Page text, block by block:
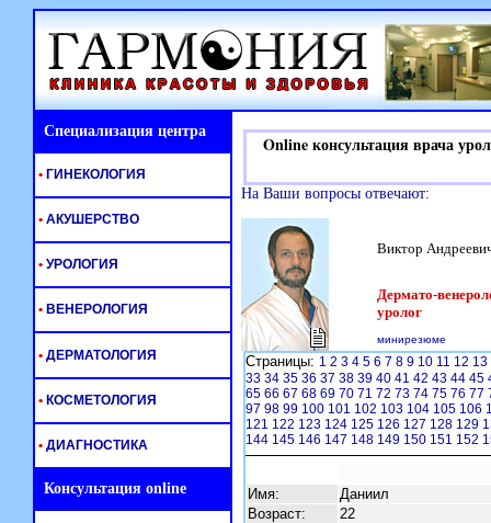
Специализация центра
Online консультация врача
На Ваши вопросы отвечают:
Виктор
Дермато-
уролог
минирезюме
Страницы: 1 2 3 4 5 6 7 8 9 10 11 12 13
33 34 35 36 37 38 39 40 41 42 43 44 45
65 66 67 68 69 70 71 72 73 74 75 76 77
97 98 99 100 101 102 103 104 105 106
121 122 123 124 125 126 127 128 129
144 145 146 147 148 149 150 151 152
Имя:
Даниил
Возраст:
22
• ГИНЕКОЛОГИЯ
• АКУШЕРСТВО
• УРОЛОГИЯ
• ВЕНЕРОЛОГИЯ
• ДЕРМАТОЛОГИЯ
• КОСМЕТОЛОГИЯ
• ДИАГНОСТИКА
Консультация online